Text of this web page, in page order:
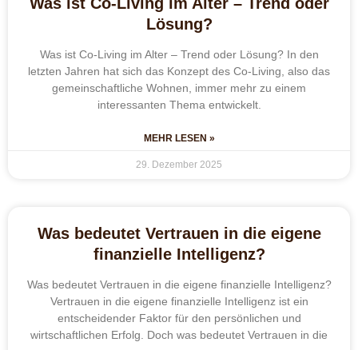
Lösung?
Was ist Co-Living im Alter – Trend oder Lösung? In den
letzten Jahren hat sich das Konzept des Co-Living, also das
gemeinschaftliche Wohnen, immer mehr zu einem
interessanten Thema entwickelt.
MEHR LESEN »
29. Dezember 2025
Was bedeutet Vertrauen in die eigene
finanzielle Intelligenz?
Was bedeutet Vertrauen in die eigene finanzielle Intelligenz?
Vertrauen in die eigene finanzielle Intelligenz ist ein
entscheidender Faktor für den persönlichen und
wirtschaftlichen Erfolg. Doch was bedeutet Vertrauen in die